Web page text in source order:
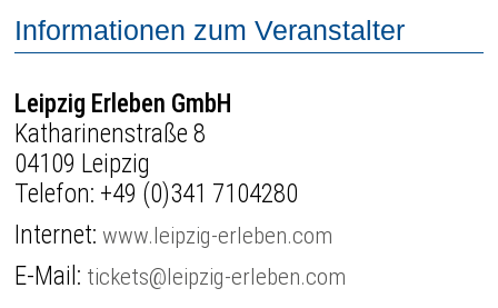
Informationen zum Veranstalter
Leipzig Erleben GmbH
Katharinenstraße 8
04109 Leipzig
Telefon: +49 (0)341 7104280
Internet:www.leipzig-erleben.com
E-Mail: tickets@leipzig-erleben.com